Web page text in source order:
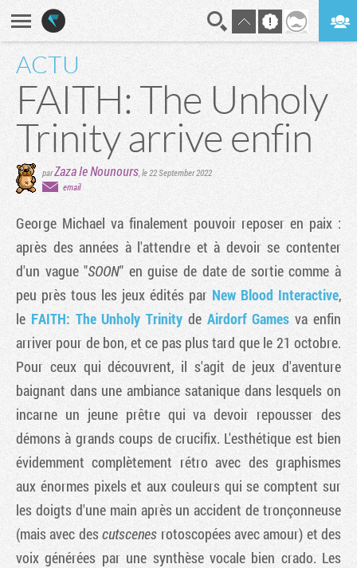
ACTU
FAITH: The Unholy
Trinity arrive enfin
parZaza le Nounours,le 22 September 2022
email
George Michael va finalement pouvoir reposer en paix :
après des années à l'attendre et à devoir se contenter
d'un vague "SOON" en guise de date de sortie comme à
peu près tous les jeux édités par New Blood Interactive,
le FAITH: The Unholy Trinity de Airdorf Games va enfin
arriver pour de bon, et ce pas plus tard que le 21 octobre.
Pour ceux qui découvrent, il s'agit de jeux d'aventure
baignant dans une ambiance satanique dans lesquels on
incarne un jeune prêtre qui va devoir repousser des
démons à grands coups de crucifix. L'esthétique est bien
évidemment complètement rétro avec des graphismes
aux énormes pixels et aux couleurs qui se comptent sur
les doigts d'une main après un accident de tronçonneuse
(mais avec descutscenes rotoscopées avec amour) et des
voix générées par une synthèse vocale bien crado. Les